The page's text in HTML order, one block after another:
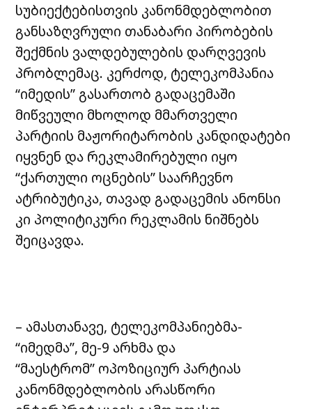
სუბიექტებისთვის კანონმდებლობით
განსაზღვრული თანაბარი პირობების
შექმნის ვალდებულების დარღვევის
პრობლემაც. კერძოდ, ტელეკომპანია
“იმედის” გასართობ გადაცემაში
მიწვეული მხოლოდ მმართველი
პარტიის მაჟორიტარობის კანდიდატები
იყვნენ და რეკლამირებული იყო
“ქართული ოცნების” საარჩევნო
ატრიბუტიკა, თავად გადაცემის ანონსი
კი პოლიტიკური რეკლამის ნიშნებს
შეიცავდა.
– ამასთანავე, ტელეკომპანიებმა-
“იმედმა”, მე-9 არხმა და
“მაესტრომ” ოპოზიციურ პარტიას
კანონმდებლობის არასწორი